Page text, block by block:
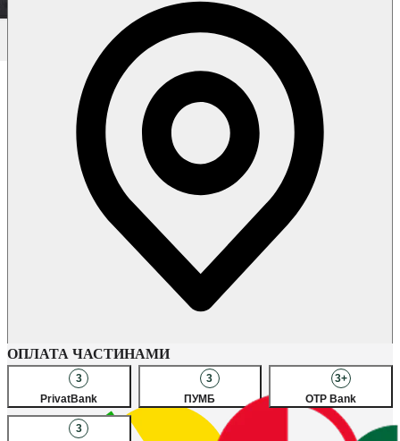
Наявність в магазинах
ОПЛАТА ЧАСТИНАМИ
3
PrivatBank
3
ПУМБ
3+
OTP Bank
3